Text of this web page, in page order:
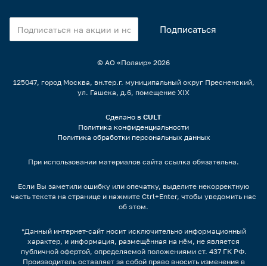
© АО «Полаир» 2026
125047, город Москва, вн.тер.г. муниципальный округ Пресненский,
ул. Гашека, д.6, помещение XIX
Сделано в CULT
Политика конфиденциальности
Политика обработки персональных данных
При использовании материалов сайта ссылка обязательна.
Если Вы заметили ошибку или опечатку, выделите некорректную
часть текста на странице и нажмите Ctrl+Enter, чтобы уведомить нас
об этом.
*Данный интернет-сайт носит исключительно информационный
характер, и информация, размещённая на нём, не является
публичной офертой, определяемой положениями ст. 437 ГК РФ.
Производитель оставляет за собой право вносить изменения в